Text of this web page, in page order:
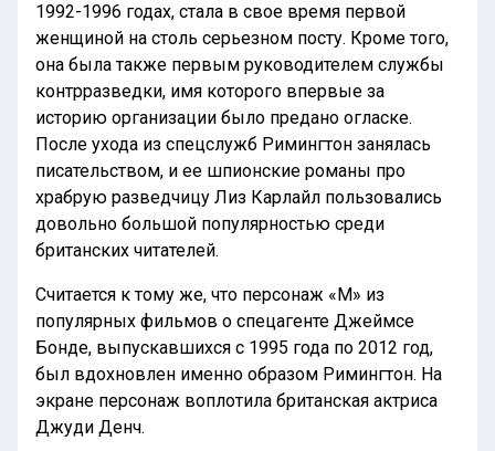
1992-1996 годах, стала в свое время первой
женщиной на столь серьезном посту. Кроме того,
она была также первым руководителем службы
контрразведки, имя которого впервые за
историю организации было предано огласке.
После ухода из спецслужб Римингтон занялась
писательством, и ее шпионские романы про
храбрую разведчицу Лиз Карлайл пользовались
довольно большой популярностью среди
британских читателей.
Считается к тому же, что персонаж «М» из
популярных фильмов о спецагенте Джеймсе
Бонде, выпускавшихся с 1995 года по 2012 год,
был вдохновлен именно образом Римингтон. На
экране персонаж воплотила британская актриса
Джуди Денч.